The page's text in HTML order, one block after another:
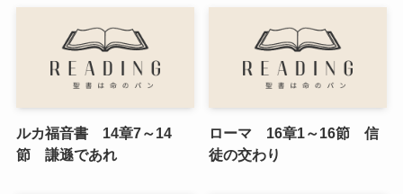
ルカ福音書 14章7～14
節 謙遜であれ
ローマ 16章1～16節 信
徒の交わり